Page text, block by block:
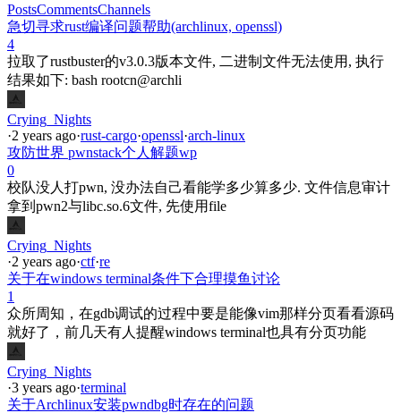
PostsCommentsChannels
急切寻求rust编译问题帮助(archlinux, openssl)
4
拉取了rustbuster的v3.0.3版本文件, 二进制文件无法使用, 执行
结果如下: bash rootcn@archli
Crying_Nights
·2 years ago·rust-cargo·openssl·arch-linux
攻防世界 pwnstack个人解题wp
0
校队没人打pwn, 没办法自己看能学多少算多少. 文件信息审计
拿到pwn2与libc.so.6文件, 先使用file
Crying_Nights
·2 years ago·ctf·re
关于在windows terminal条件下合理摸鱼讨论
1
众所周知，在gdb调试的过程中要是能像vim那样分页看看源码
就好了，前几天有人提醒windows terminal也具有分页功能
Crying_Nights
·3 years ago·terminal
关于Archlinux安装pwndbg时存在的问题